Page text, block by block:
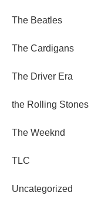
The Beatles
The Cardigans
The Driver Era
the Rolling Stones
The Weeknd
TLC
Uncategorized